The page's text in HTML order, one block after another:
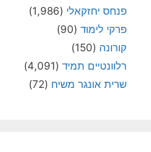
פנחס יחזקאלי (1,986)
פרקי לימוד (90)
קורונה (150)
רלוונטיים תמיד (4,091)
שרית אונגר משיח (72)